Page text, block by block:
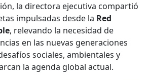
la directora ejecutiva compartió
impulsadas desde la Red
, relevando la necesidad de
en las nuevas generaciones
sociales, ambientales y
la agenda global actual.